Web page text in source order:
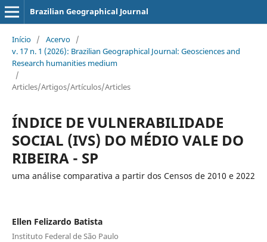
Brazilian Geographical Journal
Início / Acervo /
v. 17 n. 1 (2026): Brazilian Geographical Journal: Geosciences and
Research humanities medium
/
Articles/Artigos/Artículos/Articles
ÍNDICE DE VULNERABILIDADE
SOCIAL (IVS) DO MÉDIO VALE DO
RIBEIRA - SP
uma análise comparativa a partir dos Censos de 2010 e 2022
Ellen Felizardo Batista
Instituto Federal de São Paulo